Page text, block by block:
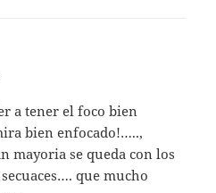
a tener el foco bien
bien enfocado!…..,
mayoria se queda con los
que mucho